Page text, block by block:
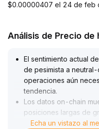
$0.00000407 el 24 de feb
Análisis de Precio de
El sentimiento actual
de pesimista a
operaciones aún
tendencia.
Los datos on-chain
posiciones largas de
no realizadas; si se
Echa un vistazo al